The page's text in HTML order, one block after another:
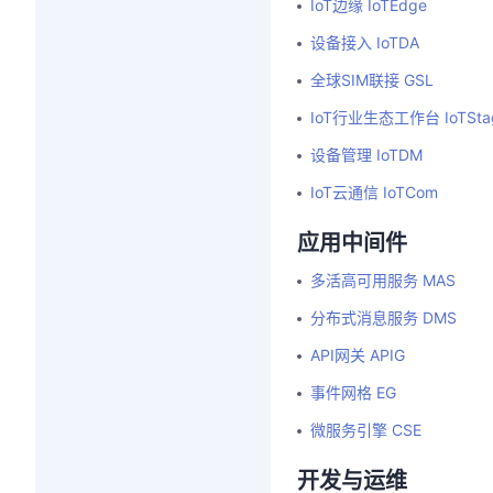
IoT边缘 IoTEdge
设备接入 IoTDA
全球SIM联接 GSL
IoT行业生态工作台
设备管理 IoTDM
IoT云通信 IoTCom
应用中间件
多活高可用服务 MAS
分布式消息服务 DMS
API网关 APIG
事件网格 EG
微服务引擎 CSE
开发与运维